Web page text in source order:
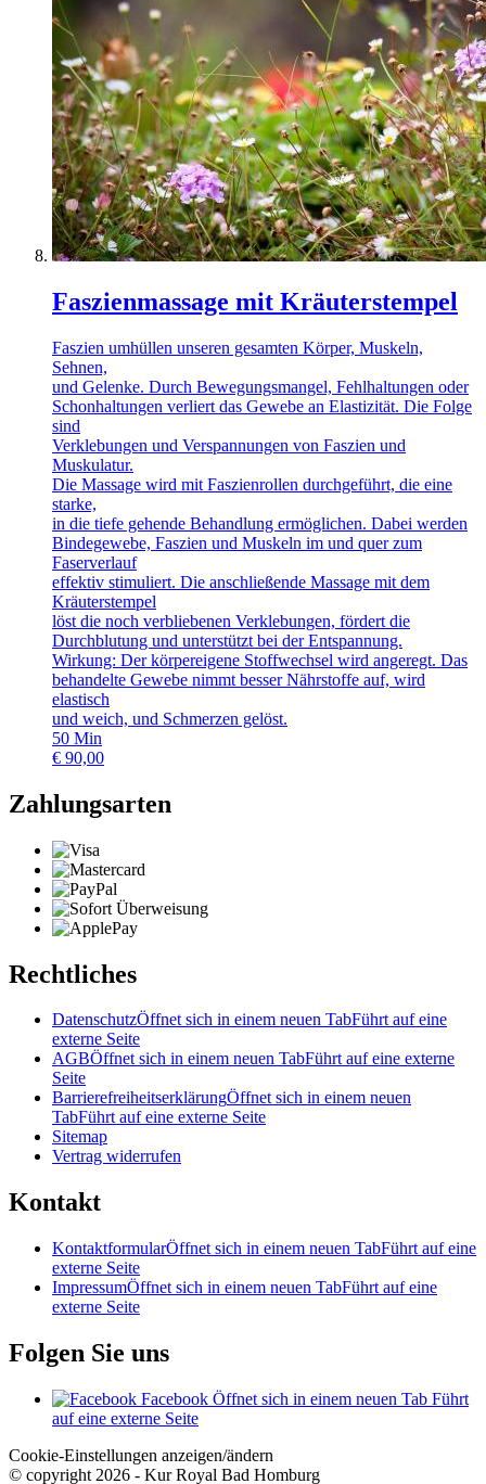
Faszienmassage mit Kräuterstempel
Faszien umhüllen unseren gesamten Körper, Muskeln,
Sehnen,
und Gelenke. Durch Bewegungsmangel, Fehlhaltungen oder
Schonhaltungen verliert das Gewebe an Elastizität. Die Folge
sind
Verklebungen und Verspannungen von Faszien und
Muskulatur.
Die Massage wird mit Faszienrollen durchgeführt, die eine
starke,
in die tiefe gehende Behandlung ermöglichen. Dabei werden
Bindegewebe, Faszien und Muskeln im und quer zum
Faserverlauf
effektiv stimuliert. Die anschließende Massage mit dem
Kräuterstempel
löst die noch verbliebenen Verklebungen, fördert die
Durchblutung und unterstützt bei der Entspannung.
Wirkung: Der körpereigene Stoffwechsel wird angeregt. Das
behandelte Gewebe nimmt besser Nährstoffe auf, wird
elastisch
und weich, und Schmerzen gelöst.
50 Min
€ 90,00
Zahlungsarten
Rechtliches
DatenschutzÖffnet sich in einem neuen TabFührt auf eine
externe Seite
AGBÖffnet sich in einem neuen TabFührt auf eine externe
Seite
BarrierefreiheitserklärungÖffnet sich in einem neuen
TabFührt auf eine externe Seite
Sitemap
Vertrag widerrufen
Kontakt
KontaktformularÖffnet sich in einem neuen TabFührt auf eine
externe Seite
ImpressumÖffnet sich in einem neuen TabFührt auf eine
externe Seite
Folgen Sie uns
Facebook Öffnet sich in einem neuen Tab Führt
auf eine externe Seite
Cookie-Einstellungen anzeigen/ändern
© copyright 2026 - Kur Royal Bad Homburg